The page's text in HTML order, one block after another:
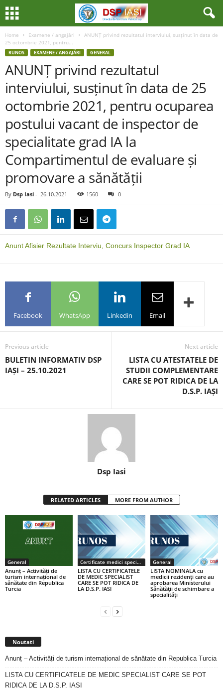
Home Examene / angajări
ANUNȚ privind rezultatul interviului, susținut în data de
25 octombrie 2021, pentru...
RUNOS EXAMENE / ANGAJĂRI GENERAL
ANUNȚ privind rezultatul
interviului, susținut în data de 25
octombrie 2021, pentru ocuparea
postului vacant de inspector de
specialitate grad IA la
Compartimentul de evaluare și
promovare a sănătății
By Dsp Iasi - 26.10.2021 1560 0
Anunt Afisier Rezultate Interviu, Concurs Inspector Grad IA
Facebook WhatsApp Linkedin Email
Previous article
BULETIN INFORMATIV DSP
IAȘI – 25.10.2021
Next article
LISTA CU ATESTATELE DE
STUDII COMPLEMENTARE
CARE SE POT RIDICA DE LA
D.S.P. IAȘI
Dsp Iasi
RELATED ARTICLES MORE FROM AUTHOR
General
Anunț – Activități de
turism internațional de
sănătate din Republica
Turcia
Certificate medici specialiști / primari
LISTA CU CERTIFICATELE
DE MEDIC SPECIALIST
CARE SE POT RIDICA DE
LA D.S.P. IASI
General
LISTA NOMINALA cu
medicii rezidenţi care au
aprobarea Ministerului
Sănătăţii de schimbare a
specialităţi
Noutati
Anunț – Activități de turism internațional de sănătate din Republica Turcia
LISTA CU CERTIFICATELE DE MEDIC SPECIALIST CARE SE POT
RIDICA DE LA D.S.P. IASI